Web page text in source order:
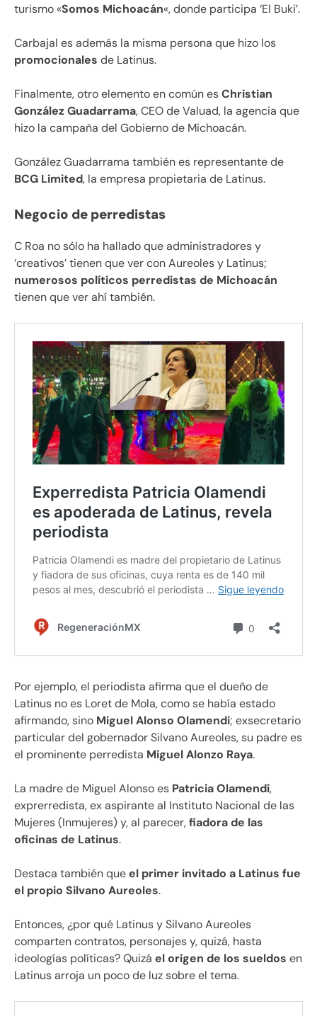
turismo «Somos Michoacán«, donde participa ‘El Buki’.
Carbajal es además la misma persona que hizo los
promocionales de Latinus.
Finalmente, otro elemento en común esChristian
González Guadarrama, CEO de Valuad, la agencia que
hizo la campaña del Gobierno de Michoacán.
González Guadarrama también es representante de
BCG Limited, la empresa propietaria de Latinus.
Negocio de perredistas
C Roa no sólo ha hallado que administradores y
‘creativos’ tienen que ver con Aureoles y Latinus;
numerosos políticos perredistas de Michoacán
tienen que ver ahí también.
Por ejemplo, el periodista afirma que el dueño de
Latinus no es Loret de Mola, como se había estado
afirmando, sino Miguel Alonso Olamendi; exsecretario
particular del gobernador Silvano Aureoles, su padre es
el prominente perredista Miguel Alonzo Raya.
La madre de Miguel Alonso es Patricia Olamendi,
exprerredista, ex aspirante al Instituto Nacional de las
Mujeres (Inmujeres) y, al parecer,fiadora de las
oficinas de Latinus.
Destaca también queel primer invitado a Latinus fue
el propio Silvano Aureoles.
Entonces, ¿por qué Latinus y Silvano Aureoles
comparten contratos, personajes y, quizá, hasta
ideologías políticas? Quizá el origen de los sueldos en
Latinus arroja un poco de luz sobre el tema.